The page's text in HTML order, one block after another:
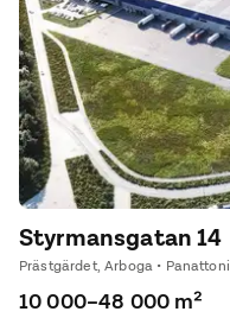
Styrmansgatan 14
Prästgärdet, Arboga • Panattoni
10 000–48 000 m²